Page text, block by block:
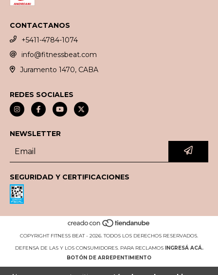
CONTACTANOS
+5411-4784-1074
info@fitnessbeat.com
Juramento 1470, CABA
REDES SOCIALES
NEWSLETTER
SEGURIDAD Y CERTIFICACIONES
COPYRIGHT FITNESS BEAT - 2026. TODOS LOS DERECHOS RESERVADOS.
DEFENSA DE LAS Y LOS CONSUMIDORES. PARA RECLAMOS
INGRESÁ ACÁ.
BOTÓN DE ARREPENTIMIENTO